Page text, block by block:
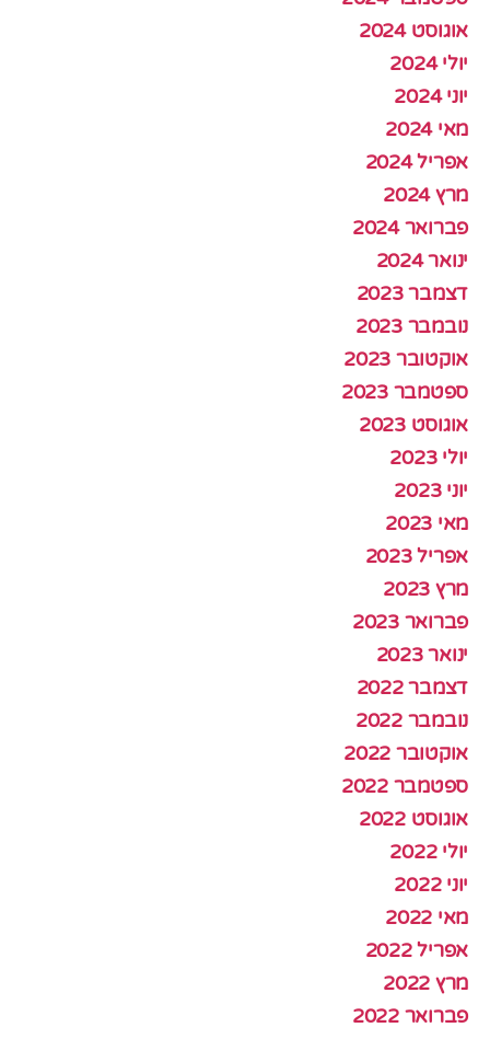
אוגוסט 2024
יולי 2024
יוני 2024
מאי 2024
אפריל 2024
מרץ 2024
פברואר 2024
ינואר 2024
דצמבר 2023
נובמבר 2023
אוקטובר 2023
ספטמבר 2023
אוגוסט 2023
יולי 2023
יוני 2023
מאי 2023
אפריל 2023
מרץ 2023
פברואר 2023
ינואר 2023
דצמבר 2022
נובמבר 2022
אוקטובר 2022
ספטמבר 2022
אוגוסט 2022
יולי 2022
יוני 2022
מאי 2022
אפריל 2022
מרץ 2022
פברואר 2022